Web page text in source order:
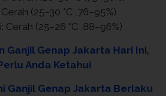
(25–30 °C ,76–95%)
Cerah (25–26 °C ,88–96%)
Ganjil Genap Jakarta Hari Ini,
Anda Ketahui
Ganjil Genap Jakarta Berlaku